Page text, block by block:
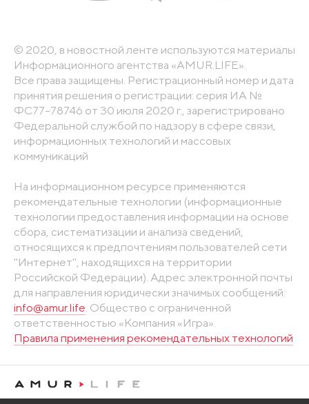
© 2020, в новостной ленте используются материалы
Информационного агентства «AMUR.LIFE».
Все права защищены. Регистрационный номер и дата
принятия решения о регистрации: серия ИА №
ФС77-78746 от 30 июля 2020 г., зарегистрировано
Федеральной службой по надзору в сфере связи,
информационных технологий и массовых
коммуникаций
На информационном ресурсе применяются
рекомендательные технологии (информационные
технологии предоставления информации на основе
сбора, систематизации и анализа сведений,
относящихся к предпочтениям пользователей сети
"Интернет", находящихся на территории
Российской Федерации). Адрес электронной почты
для направления юридически значимых сообщений:
info@amur.life. Общество с ограниченной
ответственностью «Компания «Игра».
Правила применения рекомендательных технологий